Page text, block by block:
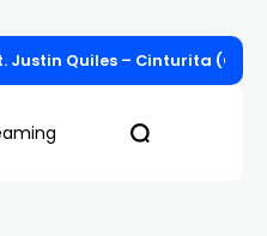
Justin Quiles – Cinturita